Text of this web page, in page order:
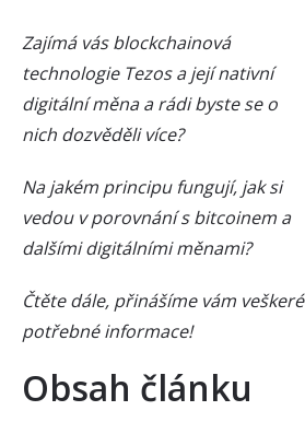
Zajímá vás blockchainová
technologie Tezos a její nativní
digitální měna a rádi byste se o
nich dozvěděli více?
Na jakém principu fungují, jak si
vedou v porovnání s bitcoinem a
dalšími digitálními měnami?
Čtěte dále, přinášíme vám veškeré
potřebné informace!
Obsah článku